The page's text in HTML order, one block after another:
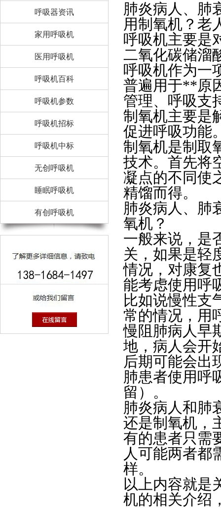
呼吸器资讯
家用呼吸机
医用呼吸机
呼吸机百科
呼吸机参数
呼吸机招标
呼吸机中标
无创呼吸机
睡眠呼吸机
有创呼吸机
肺炎病人、肺
用制氧机？老
呼吸机主要是
二氧化碳储溜
呼吸机作为一
普遍用于**原
管理、呼吸支
制氧机主要是
促进呼吸功能
制氧机是制取
技术。首先将
凝点的不同使
精馏而得。
肺炎病人、肺
氧机？
一般来说，是
关，如果是轻
情况，对康复
能考虑使用呼
比如说慢性支
常的情况，用
慢阻肺病人早
地，病人会开
后期可能会出
肺患者使用呼
留）。
肺炎病人和肺
还是制氧机，
有的患者只需
人可能两者都
样。
以上内容就是
机的相关介绍